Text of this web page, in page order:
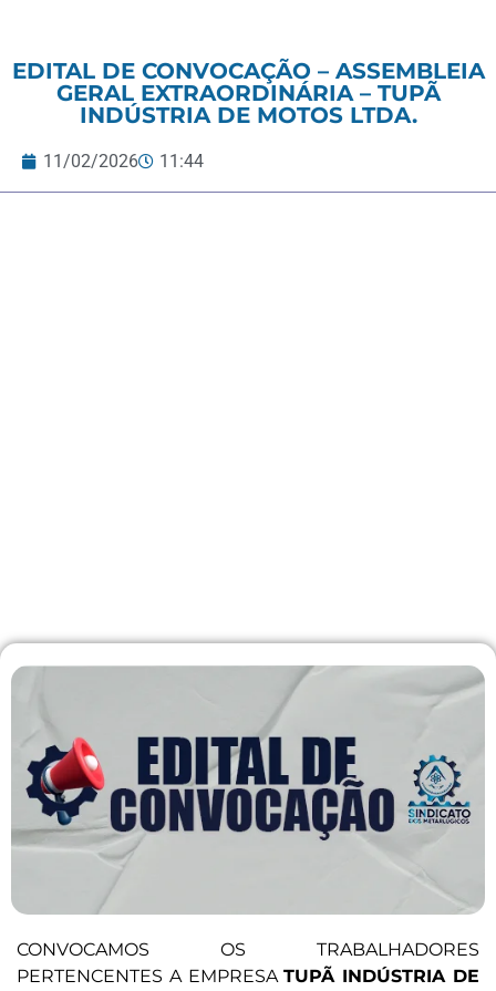
EDITAL DE CONVOCAÇÃO – ASSEMBLEIA
GERAL EXTRAORDINÁRIA – TUPÃ
INDÚSTRIA DE MOTOS LTDA.
11/02/2026 11:44
CONVOCAMOS OS TRABALHADORES
PERTENCENTES A EMPRESATUPÃ INDÚSTRIA DE